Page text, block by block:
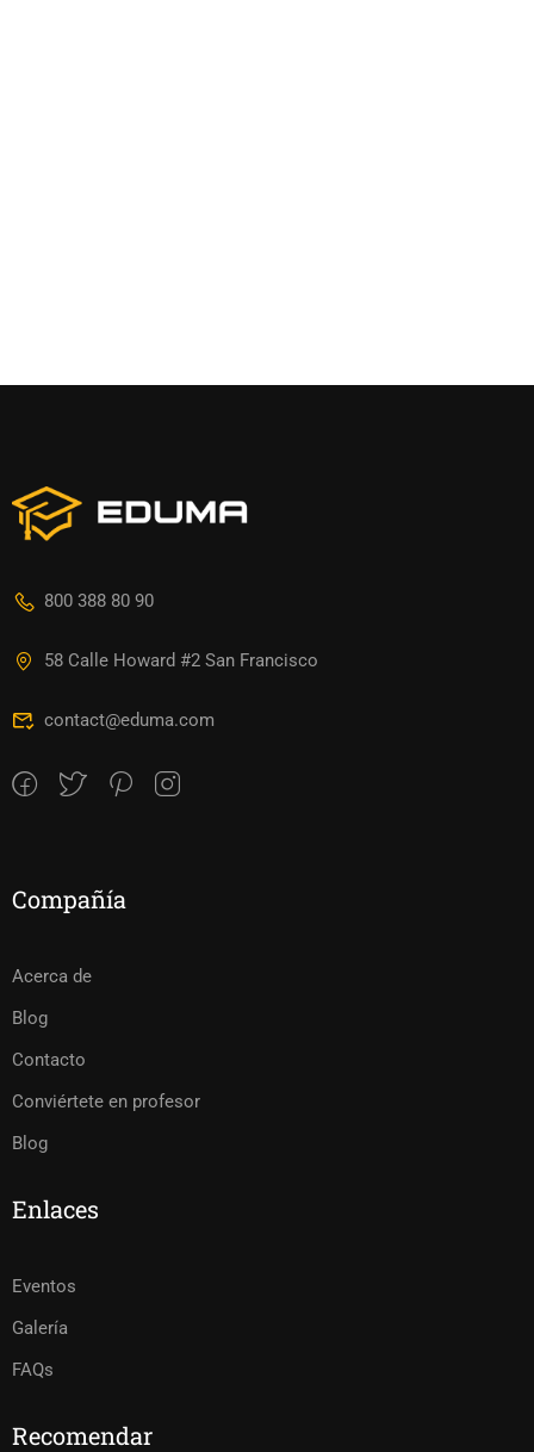
800 388 80 90
58 Calle Howard #2 San Francisco
contact@eduma.com
Compañía
Acerca de
Blog
Contacto
Conviértete en profesor
Blog
Enlaces
Eventos
Galería
FAQs
Recomendar